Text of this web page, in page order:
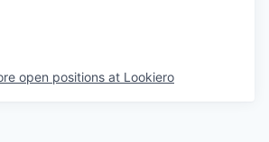
open positions at Lookiero